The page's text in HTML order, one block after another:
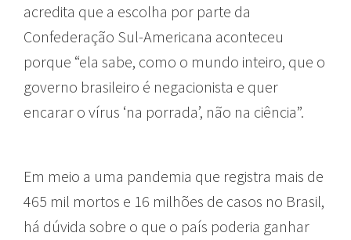
acredita que a escolha por parte da
Confederação Sul-Americana aconteceu
porque “ela sabe, como o mundo inteiro, que o
governo brasileiro é negacionista e quer
encarar o vírus ‘na porrada’, não na ciência”.
Em meio a uma pandemia que registra mais de
465 mil mortos e 16 milhões de casos no Brasil,
há dúvida sobre o que o país poderia ganhar